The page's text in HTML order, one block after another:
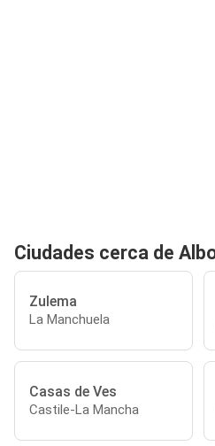
Ciudades cerca de
Zulema
La Manchuela
Casas de Ves
Castile-La Mancha